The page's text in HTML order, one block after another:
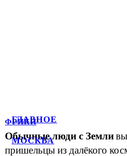
ГЛАВНОЕ
МОСКВА
ФРИКИ
Обычные люди с Земли
пришельцы из далёкого